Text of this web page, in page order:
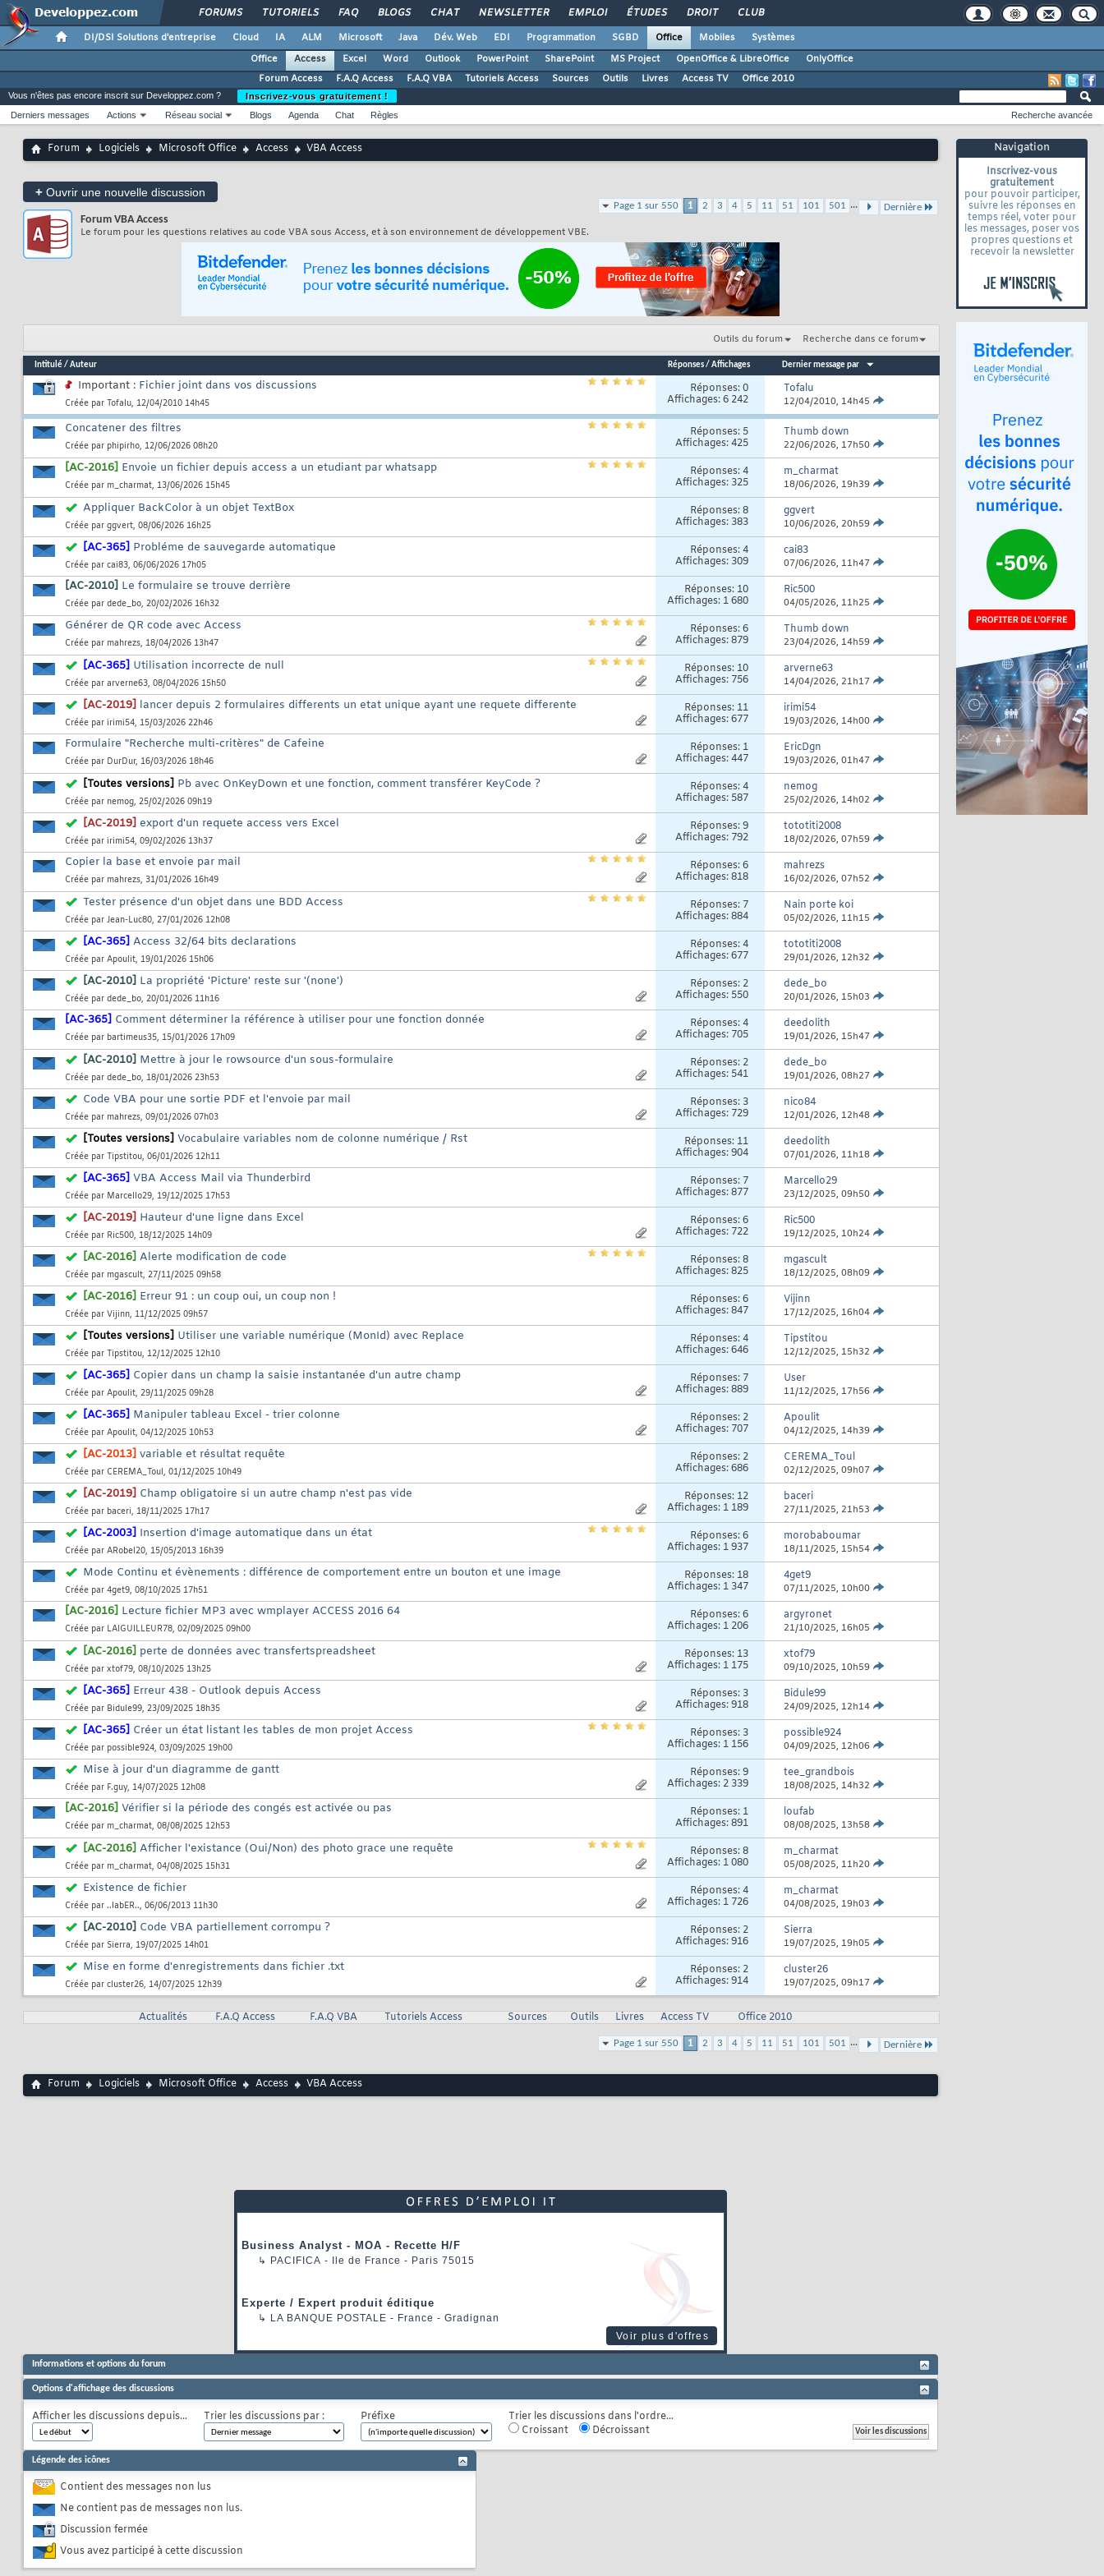
FORUMS TUTORIELS FAQ BLOGS CHAT NEWSLETTER EMPLOI ÉTUDES DROIT CLUB
DI/DSI Solutions d'entreprise Cloud IA ALM Microsoft Java Dév. Web EDI Programmation SGBD Office Mobiles
Systèmes
Office
Access Excel Word Outlook PowerPoint SharePoint MS Project OpenOffice & LibreOffice
OnlyOffice
Forum Access
F.A.Q Access F.A.Q VBA Tutoriels Access Sources Outils Livres Access TV Office 2010
Vous n'êtes pas encore inscrit sur Developpez.com ?
Inscrivez-vous gratuitement !
Derniers messages
Actions Réseau social Blogs Agenda Chat Règles Recherche avancée
Forum Logiciels Microsoft Office Access VBA Access Navigation
Inscrivez-vous
gratuitement
pour pouvoir participer,
suivre les réponses en
temps réel, voter pour
les messages, poser vos
propres questions et
recevoir la newsletter
+ Ouvrir une nouvelle discussion
Page 1 sur 550 1 2 3 4 5 11 51 101 501 ... Dernière
Forum VBA Access
Le forum pour les questions relatives au code VBA sous Access, et à son environnement de développement VBE.
Outils du forum Recherche dans ce forum
Intitulé/ Auteur Réponses/ Affichages Dernier message par
Important : Fichier joint dans vos discussions
Créée par Tofalu, 12/04/2010 14h45
Réponses:0
Affichages: 6 242
Tofalu
12/04/2010, 14h45
Concatener des filtres
Créée par phipirho, 12/06/2026 08h20
Réponses: 5
Affichages: 425
Thumb down
22/06/2026, 17h50
[AC-2016] Envoie un fichier depuis access a un etudiant par whatsapp
Créée par m_charmat, 13/06/2026 15h45
Réponses:4
Affichages: 325
m_charmat
18/06/2026, 19h39
Appliquer BackColor à un objet TextBox
Créée par ggvert, 08/06/2026 16h25
Réponses:8
Affichages: 383
ggvert
10/06/2026, 20h59
[AC-365] Probléme de sauvegarde automatique
Créée par cai83, 06/06/2026 17h05
Réponses:4
Affichages: 309
cai83
07/06/2026, 11h47
[AC-2010] Le formulaire se trouve derrière
Créée par dede_bo, 20/02/2026 16h32
Réponses: 10
Affichages: 1 680
Ric500
04/05/2026, 11h25
Générer de QR code avec Access
Créée par mahrezs, 18/04/2026 13h47
Réponses:6
Affichages: 879
Thumb down
23/04/2026, 14h59
[AC-365] Utilisation incorrecte de null
Créée par arverne63, 08/04/2026 15h50
Réponses: 10
Affichages: 756
arverne63
14/04/2026, 21h17
[AC-2019] lancer depuis 2 formulaires differents un etat unique ayant une requete differente
Créée par irimi54, 15/03/2026 22h46
Réponses: 11
Affichages: 677
irimi54
19/03/2026, 14h00
Formulaire "Recherche multi-critères" de Cafeine
Créée par DurDur, 16/03/2026 18h46
Réponses: 1
Affichages: 447
EricDgn
19/03/2026, 01h47
[Toutes versions] Pb avec OnKeyDown et une fonction, comment transférer KeyCode ?
Créée par nemog, 25/02/2026 09h19
Réponses:4
Affichages: 587
nemog
25/02/2026, 14h02
[AC-2019] export d'un requete access vers Excel
Créée par irimi54, 09/02/2026 13h37
Réponses:9
Affichages: 792
tototiti2008
18/02/2026, 07h59
Copier la base et envoie par mail
Créée par mahrezs, 31/01/2026 16h49
Réponses:6
Affichages: 818
mahrezs
16/02/2026, 07h52
Tester présence d'un objet dans une BDD Access
Créée par Jean-Luc80, 27/01/2026 12h08
Réponses: 7
Affichages: 884
Nain porte koi
05/02/2026, 11h15
[AC-365] Access 32/64 bits declarations
Créée par Apoulit, 19/01/2026 15h06
Réponses:4
Affichages: 677
tototiti2008
29/01/2026, 12h32
[AC-2010] La propriété 'Picture' reste sur '(none')
Créée par dede_bo, 20/01/2026 11h16
Réponses: 2
Affichages: 550
dede_bo
20/01/2026, 15h03
[AC-365] Comment déterminer la référence à utiliser pour une fonction donnée
Créée par bartimeus35, 15/01/2026 17h09
Réponses:4
Affichages: 705
deedolith
19/01/2026, 15h47
[AC-2010] Mettre à jour le rowsource d'un sous-formulaire
Créée par dede_bo, 18/01/2026 23h53
Réponses: 2
Affichages: 541
dede_bo
19/01/2026, 08h27
Code VBA pour une sortie PDF et l'envoie par mail
Créée par mahrezs, 09/01/2026 07h03
Réponses: 3
Affichages: 729
nico84
12/01/2026, 12h48
[Toutes versions] Vocabulaire variables nom de colonne numérique / Rst
Créée par Tipstitou, 06/01/2026 12h11
Réponses: 11
Affichages: 904
deedolith
07/01/2026, 11h18
[AC-365] VBA Access Mail via Thunderbird
Créée par Marcello29, 19/12/2025 17h53
Réponses: 7
Affichages: 877
Marcello29
23/12/2025, 09h50
[AC-2019] Hauteur d'une ligne dans Excel
Créée par Ric500, 18/12/2025 14h09
Réponses:6
Affichages: 722
Ric500
19/12/2025, 10h24
[AC-2016] Alerte modification de code
Créée par mgascult, 27/11/2025 09h58
Réponses:8
Affichages: 825
mgascult
18/12/2025, 08h09
[AC-2016] Erreur 91 : un coup oui, un coup non !
Créée par Vijinn, 11/12/2025 09h57
Réponses:6
Affichages: 847
Vijinn
17/12/2025, 16h04
[Toutes versions] Utiliser une variable numérique (MonId) avec Replace
Créée par Tipstitou, 12/12/2025 12h10
Réponses:4
Affichages: 646
Tipstitou
12/12/2025, 15h32
[AC-365] Copier dans un champ la saisie instantanée d'un autre champ
Créée par Apoulit, 29/11/2025 09h28
Réponses: 7
Affichages: 889
User
11/12/2025, 17h56
[AC-365] Manipuler tableau Excel - trier colonne
Créée par Apoulit, 04/12/2025 10h53
Réponses: 2
Affichages: 707
Apoulit
04/12/2025, 14h39
[AC-2013] variable et résultat requête
Créée par CEREMA_Toul, 01/12/2025 10h49
Réponses: 2
Affichages: 686
CEREMA_Toul
02/12/2025, 09h07
[AC-2019] Champ obligatoire si un autre champ n'est pas vide
Créée par baceri, 18/11/2025 17h17
Réponses: 12
Affichages: 1 189
baceri
27/11/2025, 21h53
[AC-2003] Insertion d'image automatique dans un état
Créée par ARobel20, 15/05/2013 16h39
Réponses:6
Affichages: 1 937
morobaboumar
18/11/2025, 15h54
Mode Continu et évènements : différence de comportement entre un bouton et une image
Créée par 4get9, 08/10/2025 17h51
Réponses: 18
Affichages: 1 347
4get9
07/11/2025, 10h00
[AC-2016] Lecture fichier MP3 avec wmplayer ACCESS 2016 64
Créée par LAIGUILLEUR78, 02/09/2025 09h00
Réponses:6
Affichages: 1 206
argyronet
21/10/2025, 16h05
[AC-2016] perte de données avec transfertspreadsheet
Créée par xtof79, 08/10/2025 13h25
Réponses: 13
Affichages: 1 175
xtof79
09/10/2025, 10h59
[AC-365] Erreur 438 - Outlook depuis Access
Créée par Bidule99, 23/09/2025 18h35
Réponses: 3
Affichages: 918
Bidule99
24/09/2025, 12h14
[AC-365] Créer un état listant les tables de mon projet Access
Créée par possible924, 03/09/2025 19h00
Réponses: 3
Affichages: 1 156
possible924
04/09/2025, 12h06
Mise à jour d'un diagramme de gantt
Créée par F.guy, 14/07/2025 12h08
Réponses:9
Affichages: 2 339
tee_grandbois
18/08/2025, 14h32
[AC-2016] Vérifier si la période des congés est activée ou pas
Créée par m_charmat, 08/08/2025 12h53
Réponses: 1
Affichages: 891
loufab
08/08/2025, 13h58
[AC-2016] Afficher l'existance (Oui/Non) des photo grace une requête
Créée par m_charmat, 04/08/2025 15h31
Réponses:8
Affichages: 1 080
m_charmat
05/08/2025, 11h20
Existence de fichier
Créée par ..labER.., 06/06/2013 11h30
Réponses:4
Affichages: 1 726
m_charmat
04/08/2025, 19h03
[AC-2010] Code VBA partiellement corrompu ?
Créée par Sierra, 19/07/2025 14h01
Réponses: 2
Affichages: 916
Sierra
19/07/2025, 19h05
Mise en forme d'enregistrements dans fichier .txt
Créée par cluster26, 14/07/2025 12h39
Réponses: 2
Affichages: 914
cluster26
19/07/2025, 09h17
Actualités F.A.Q Access F.A.Q VBA Tutoriels Access Sources Outils Livres Access TV Office 2010
Page 1 sur 550 1 2 3 4 5 11 51 101 501 ... Dernière
Forum Logiciels Microsoft Office Access VBA Access
Business Analyst - MOA - Recette H/F
↳ PACIFICA - Ile de France - Paris 75015
Experte / Expert produit éditique
↳ LA BANQUE POSTALE - France - Gradignan
Voir plus d'offres
Informations et options du forum
Options d'affichage des discussions
Afficher les discussions depuis... Trier les discussions par : Préfixe
Trier les discussions dans l'ordre...
Croissant
Décroissant
Légende des icônes
Contient des messages non lus
Ne contient pas de messages non lus.
Discussion fermée
Vous avez participé à cette discussion